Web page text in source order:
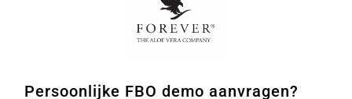
Persoonlijke FBO demo aanvragen?